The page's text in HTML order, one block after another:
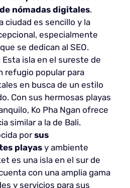
nómadas digitales.
ciudad es sencillo y la
especialmente
se dedican al SEO.
Esta isla en el sureste de
refugio popular para
en busca de un estilo
Con sus hermosas playas
Ko Pha Ngan ofrece
similar a la de Bali.
porsus
playas y ambiente
es una isla en el sur de
con una amplia gama
y servicios para sus